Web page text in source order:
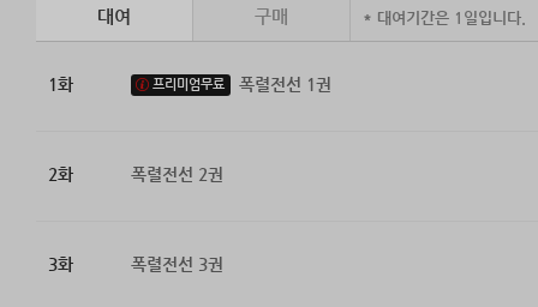
대여 구매 * 대여기간은 1일입니다.
1화 프리미엄무료 폭렬전선 1권
2화 폭렬전선 2권
3화 폭렬전선 3권